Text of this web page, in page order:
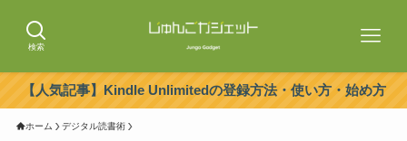
検索
【人気記事】Kindle Unlimitedの登録方法・使い方・始め方
ホーム デジタル読書術